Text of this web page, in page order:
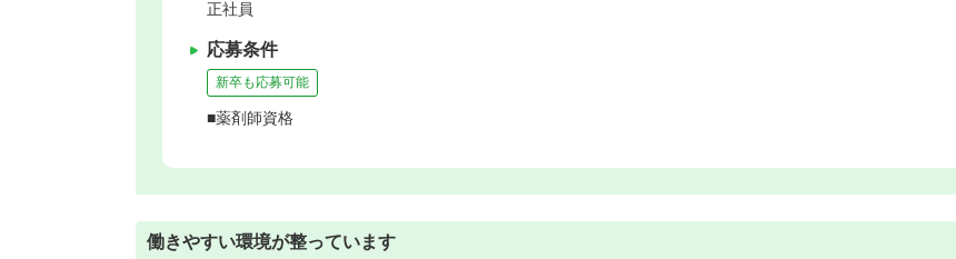
正社員
応募条件
新卒も応募可能
■薬剤師資格
働きやすい環境が整っています